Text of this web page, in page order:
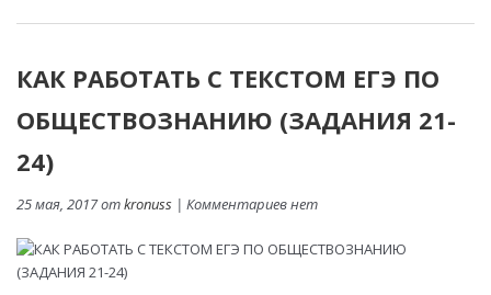
КАК РАБОТАТЬ С ТЕКСТОМ ЕГЭ ПО
ОБЩЕСТВОЗНАНИЮ (ЗАДАНИЯ 21-
24)
25 мая, 2017 отkronuss | Комментариев нет